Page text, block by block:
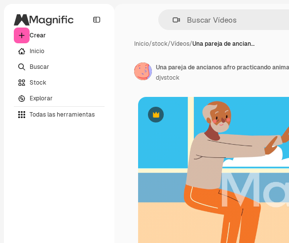
Crear
Inicio
Buscar
Stock
Explorar
Todas las herramientas
Inicio/stock/Vídeos/Una pareja de ancian…
Premium
Una pareja de ancianos afro practicando
djvstock